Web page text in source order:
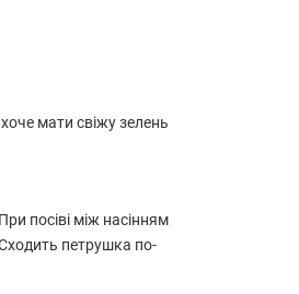
мати свіжу зелень
посіві між насінням
петрушка по-